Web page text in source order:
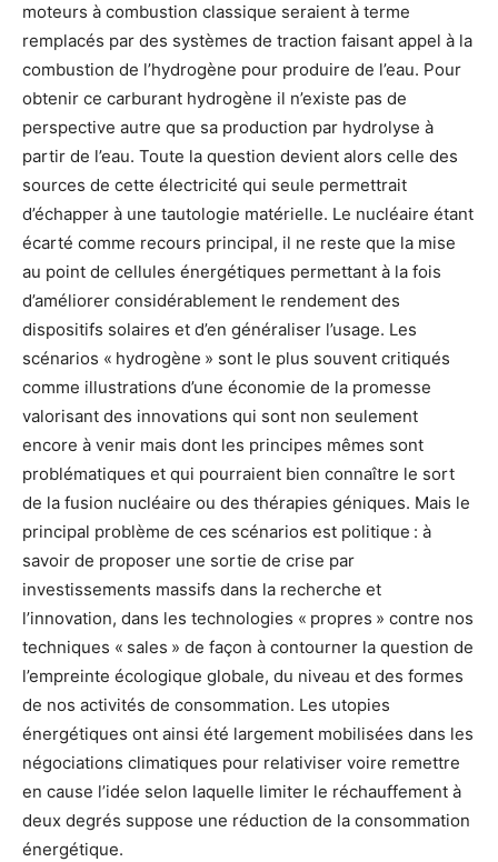
moteurs à combustion classique seraient à terme
remplacés par des systèmes de traction faisant appel à la
combustion de l’hydrogène pour produire de l’eau. Pour
obtenir ce carburant hydrogène il n’existe pas de
perspective autre que sa production par hydrolyse à
partir de l’eau. Toute la question devient alors celle des
sources de cette électricité qui seule permettrait
d’échapper à une tautologie matérielle. Le nucléaire étant
écarté comme recours principal, il ne reste que la mise
au point de cellules énergétiques permettant à la fois
d’améliorer considérablement le rendement des
dispositifs solaires et d’en généraliser l’usage. Les
scénarios « hydrogène » sont le plus souvent critiqués
comme illustrations d’une économie de la promesse
valorisant des innovations qui sont non seulement
encore à venir mais dont les principes mêmes sont
problématiques et qui pourraient bien connaître le sort
de la fusion nucléaire ou des thérapies géniques. Mais le
principal problème de ces scénarios est politique : à
savoir de proposer une sortie de crise par
investissements massifs dans la recherche et
l’innovation, dans les technologies « propres » contre nos
techniques « sales » de façon à contourner la question de
l’empreinte écologique globale, du niveau et des formes
de nos activités de consommation. Les utopies
énergétiques ont ainsi été largement mobilisées dans les
négociations climatiques pour relativiser voire remettre
en cause l’idée selon laquelle limiter le réchauffement à
deux degrés suppose une réduction de la consommation
énergétique.